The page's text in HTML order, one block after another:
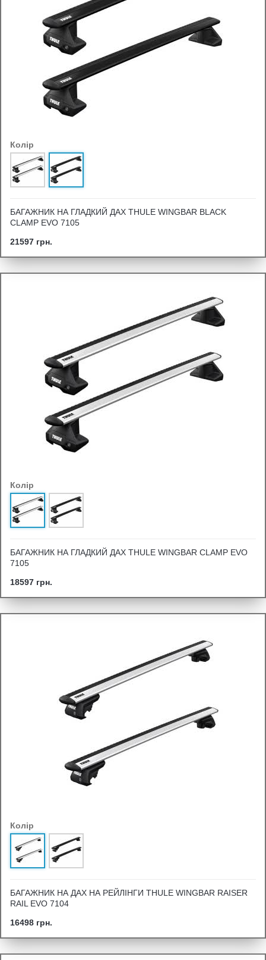
Колір
БАГАЖНИК НА ГЛАДКИЙ ДАХ THULE WINGBAR BLACK
CLAMP EVO 7105
21597 грн.
Колір
БАГАЖНИК НА ГЛАДКИЙ ДАХ THULE WINGBAR CLAMP EVO
7105
18597 грн.
Колір
БАГАЖНИК НА ДАХ НА РЕЙЛІНГИ THULE WINGBAR RAISER
RAIL EVO 7104
16498 грн.